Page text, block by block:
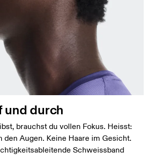
und durch
brauchst du vollen Fokus. Heisst:
den Augen. Keine Haare im Gesicht.
Schweissband